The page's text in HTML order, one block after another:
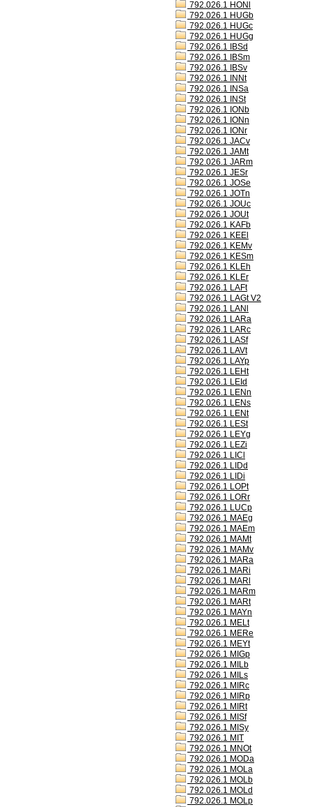
792.026.1 HONl
792.026.1 HUGb
792.026.1 HUGc
792.026.1 HUGg
792.026.1 IBSd
792.026.1 IBSm
792.026.1 IBSv
792.026.1 INNt
792.026.1 INSa
792.026.1 INSt
792.026.1 IONb
792.026.1 IONn
792.026.1 IONr
792.026.1 JACv
792.026.1 JAMt
792.026.1 JARm
792.026.1 JESr
792.026.1 JOSe
792.026.1 JOTn
792.026.1 JOUc
792.026.1 JOUt
792.026.1 KAFb
792.026.1 KEEl
792.026.1 KEMv
792.026.1 KESm
792.026.1 KLEh
792.026.1 KLEr
792.026.1 LAFt
792.026.1 LAGt V2
792.026.1 LANl
792.026.1 LARa
792.026.1 LARc
792.026.1 LASf
792.026.1 LAVt
792.026.1 LAYp
792.026.1 LEHt
792.026.1 LEId
792.026.1 LENn
792.026.1 LENs
792.026.1 LENt
792.026.1 LESt
792.026.1 LEYg
792.026.1 LEZi
792.026.1 LICl
792.026.1 LIDd
792.026.1 LIDi
792.026.1 LOPt
792.026.1 LORr
792.026.1 LUCp
792.026.1 MAEg
792.026.1 MAEm
792.026.1 MAMt
792.026.1 MAMv
792.026.1 MARa
792.026.1 MARi
792.026.1 MARl
792.026.1 MARm
792.026.1 MARt
792.026.1 MAYn
792.026.1 MELt
792.026.1 MERe
792.026.1 MEYt
792.026.1 MIGp
792.026.1 MILb
792.026.1 MILs
792.026.1 MIRc
792.026.1 MIRp
792.026.1 MIRt
792.026.1 MISf
792.026.1 MISy
792.026.1 MIT
792.026.1 MNOt
792.026.1 MODa
792.026.1 MOLa
792.026.1 MOLb
792.026.1 MOLd
792.026.1 MOLp